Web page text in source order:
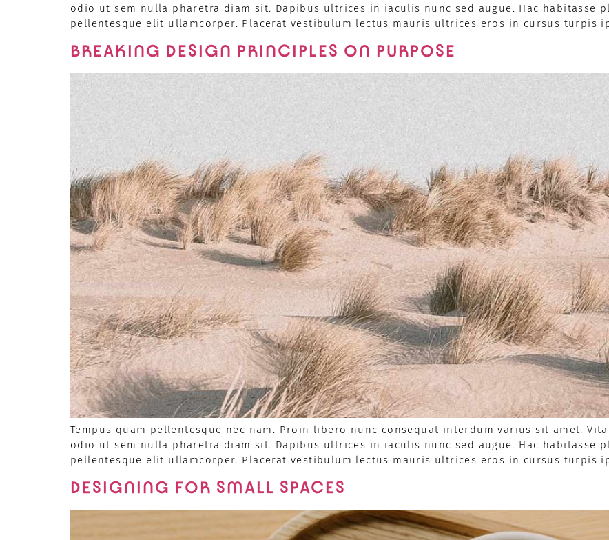
odio ut sem nulla pharetra diam sit. Dapibus ultrices in iaculis nunc sed augue. Hac habitasse
pellentesque elit ullamcorper. Placerat vestibulum lectus mauris ultrices eros in cursus turpis
BREAKING DESIGN PRINCIPLES ON PURPOSE
Tempus quam pellentesque nec nam. Proin libero nunc consequat interdum varius sit amet.
odio ut sem nulla pharetra diam sit. Dapibus ultrices in iaculis nunc sed augue. Hac habitasse
pellentesque elit ullamcorper. Placerat vestibulum lectus mauris ultrices eros in cursus turpis
DESIGNING FOR SMALL SPACES